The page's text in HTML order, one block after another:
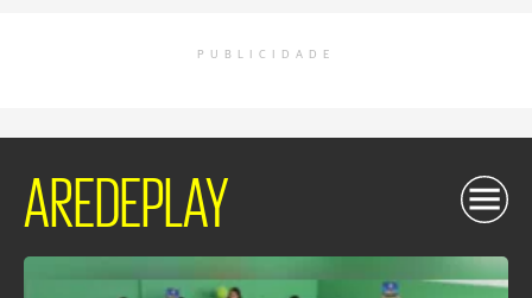
PUBLICIDADE
AREDEPLAY